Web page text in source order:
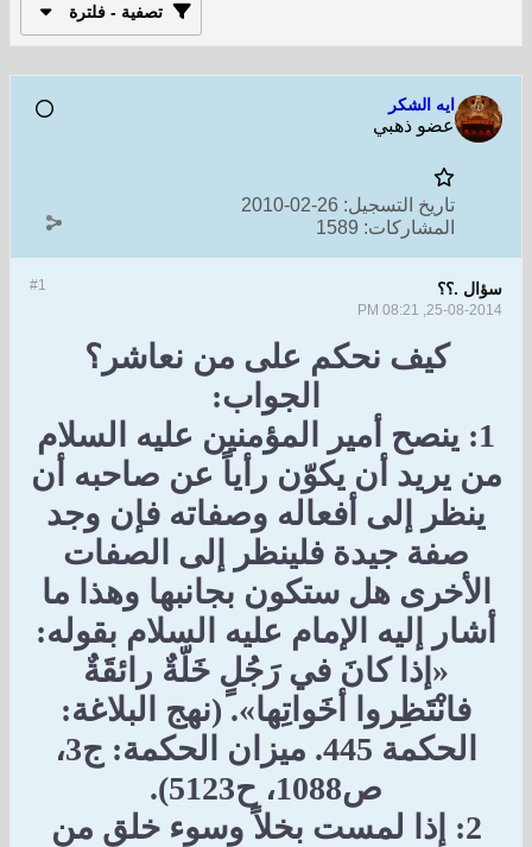
تصفية - فلترة
ايه الشكر
عضو ذهبي
تاريخ التسجيل: 26-02-2010
المشاركات: 1589
#1 سؤال .؟؟
25-08-2014, 08:21 PM
كيف نحكم على من نعاشر؟
الجواب:
1: ينصح أمير المؤمنين عليه السلام
من يريد أن يكوّن رأياً عن صاحبه أن
ينظر إلى أفعاله وصفاته فإن وجد
صفة جيدة فلينظر إلى الصفات
الأخرى هل ستكون بجانبها وهذا ما
أشار إليه الإمام عليه السلام بقوله:
«إذا كانَ في رَجُلٍ خَلّةٌ رائقَةٌ
فانْتَظِروا أخَواتِها». (نهج البلاغة:
الحكمة 445. ميزان الحكمة: ج3،
ص1088، ح5123).
2: إذا لمست بخلاً وسوء خلق من